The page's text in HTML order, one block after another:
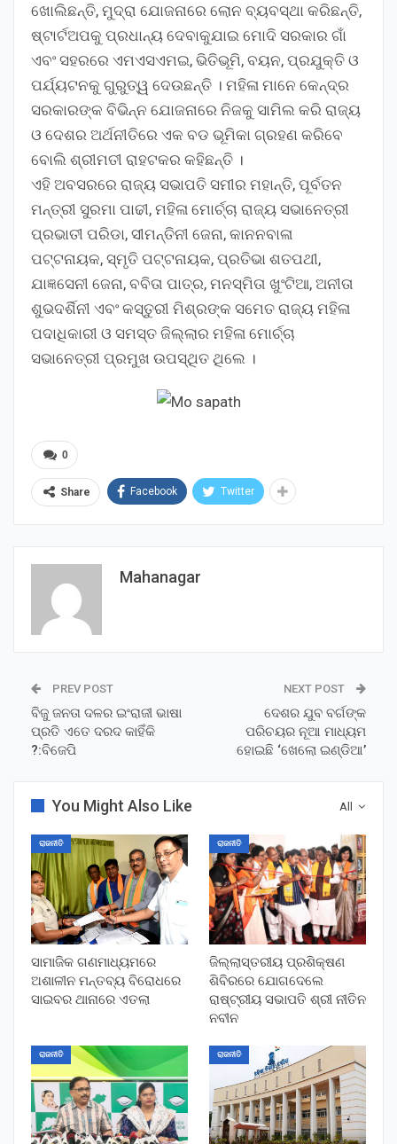
ଖୋଲିଛନ୍ତି, ମୁଦ୍ରା ଯୋଜନାରେ ଲୋନ ବ୍ୟବସ୍ଥା କରିଛନ୍ତି,
ଷ୍ଟାର୍ଟଅପକୁ ପ୍ରଧାନ୍ୟ ଦେବାକୁଯାଇ ମୋଦି ସରକାର ଗାଁ
ଏବଂ ସହରରେ ଏମଏସଏମଇ, ଭିତିଭୂମି, ବୟନ, ପ୍ରଯୁକ୍ତି ଓ
ପର୍ଯ୍ୟଟନକୁ ଗୁରୁତ୍ୱ ଦେଉଛନ୍ତି । ମହିଳା ମାନେ କେନ୍ଦ୍ର
ସରକାରଙ୍କ ବିଭିନ୍ନ ଯୋଜନାରେ ନିଜକୁ ସାମିଲ କରି ରାଜ୍ୟ
ଓ ଦେଶର ଅର୍ଥନୀତିରେ ଏକ ବଡ ଭୂମିକା ଗ୍ରହଣ କରିବେ
ବୋଲି ଶ୍ରୀମତୀ ରାହଟକର କହିଛନ୍ତି ।
ଏହି ଅବସରରେ ରାଜ୍ୟ ସଭାପତି ସମୀର ମହାନ୍ତି, ପୂର୍ବତନ
ମନ୍ତ୍ରୀ ସୁରମା ପାଢୀ, ମହିଳା ମୋର୍ଚ୍ଚା ରାଜ୍ୟ ସଭାନେତ୍ରୀ
ପ୍ରଭାତୀ ପରିଡା, ସୀମନ୍ତିନୀ ଜେନା, କାନନବାଳା
ପଟ୍ଟନାୟକ, ସ୍ମୃତି ପଟ୍ଟନାୟକ, ପ୍ରତିଭା ଶତପଥୀ,
ଯାଜ୍ଞସେନୀ ଜେନା, ବବିତା ପାତ୍ର, ମନସ୍ମିତା ଖୁଂଟିଆ, ଅନୀତା
ଶୁଭଦର୍ଶିନୀ ଏବଂ କସ୍ତୁରୀ ମିଶ୍ରଙ୍କ ସମେତ ରାଜ୍ୟ ମହିଳା
ପଦାଧିକାରୀ ଓ ସମସ୍ତ ଜିଲ୍ଲାର ମହିଳା ମୋର୍ଚ୍ଚା
ସଭାନେତ୍ରୀ ପ୍ରମୁଖ ଉପସ୍ଥିତ ଥିଲେ ।
0
Share Facebook Twitter
Mahanagar
PREV POST
ବିଜୁ ଜନତା ଦଳର ଇଂରାଜୀ ଭାଷା
ପ୍ରତି ଏତେ ଦରଦ କାହିଁକି
?:ବିଜେପି
NEXT POST
ଦେଶର ଯୁବ ବର୍ଗଙ୍କ
ପରିଚୟର ନୂଆ ମାଧ୍ୟମ
ହୋଇଛି ‘ଖେଲୋ ଇଣ୍ଡିଆ’
All
You Might Also Like
ରାଜନୀତି
ସାମାଜିକ ଗଣମାଧ୍ୟମରେ
ଅଶାଳୀନ ମନ୍ତବ୍ୟ ବିରୋଧରେ
ସାଇବର ଥାନାରେ ଏତଲା
ରାଜନୀତି
ଜିଲ୍ଲାସ୍ତରୀୟ ପ୍ରଶିକ୍ଷଣ
ଶିବିରରେ ଯୋଗଦେଲେ
ରାଷ୍ଟ୍ରୀୟ ସଭାପତି ଶ୍ରୀ ନୀତିନ
ନବୀନ
ରାଜନୀତି ରାଜନୀତି